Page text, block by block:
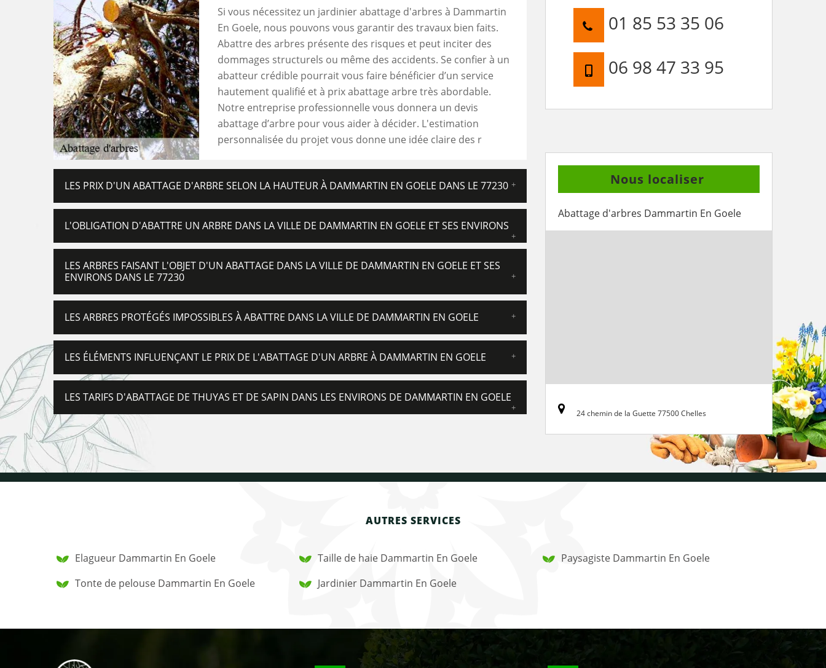
Si vous nécessitez un jardinier abattage d'arbres à Dammartin
En Goele, nous pouvons vous garantir des travaux bien faits.
Abattre des arbres présente des risques et peut inciter des
dommages structurels ou même des accidents. Se confier à un
abatteur crédible pourrait vous faire bénéficier d’un service
hautement qualifié et à prix abattage arbre très abordable.
Notre entreprise professionnelle vous donnera un devis
abattage d’arbre pour vous aider à décider. L'estimation
personnalisée du projet vous donne une idée claire des r
LES PRIX D'UN ABATTAGE D'ARBRE SELON LA HAUTEUR À DAMMARTIN EN GOELE DANS LE 77230
L'OBLIGATION D'ABATTRE UN ARBRE DANS LA VILLE DE DAMMARTIN EN GOELE ET SES ENVIRONS
LES ARBRES FAISANT L'OBJET D'UN ABATTAGE DANS LA VILLE DE DAMMARTIN EN GOELE ET SES
ENVIRONS DANS LE 77230
LES ARBRES PROTÉGÉS IMPOSSIBLES À ABATTRE DANS LA VILLE DE DAMMARTIN EN GOELE
LES ÉLÉMENTS INFLUENÇANT LE PRIX DE L'ABATTAGE D'UN ARBRE À DAMMARTIN EN GOELE
LES TARIFS D'ABATTAGE DE THUYAS ET DE SAPIN DANS LES ENVIRONS DE DAMMARTIN EN GOELE
01 85 53 35 06
06 98 47 33 95
Nous localiser
Abattage d'arbres Dammartin En Goele
24 chemin de la Guette 77500 Chelles
AUTRES SERVICES
Elagueur Dammartin En Goele
Tonte de pelouse Dammartin En Goele
Taille de haie Dammartin En Goele
Jardinier Dammartin En Goele
Paysagiste Dammartin En Goele